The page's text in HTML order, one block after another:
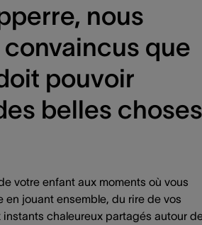
nous
que
pouvoir
belles choses
votre enfant aux moments où vous
en jouant ensemble, du rire de vos
chaleureux partagés autour